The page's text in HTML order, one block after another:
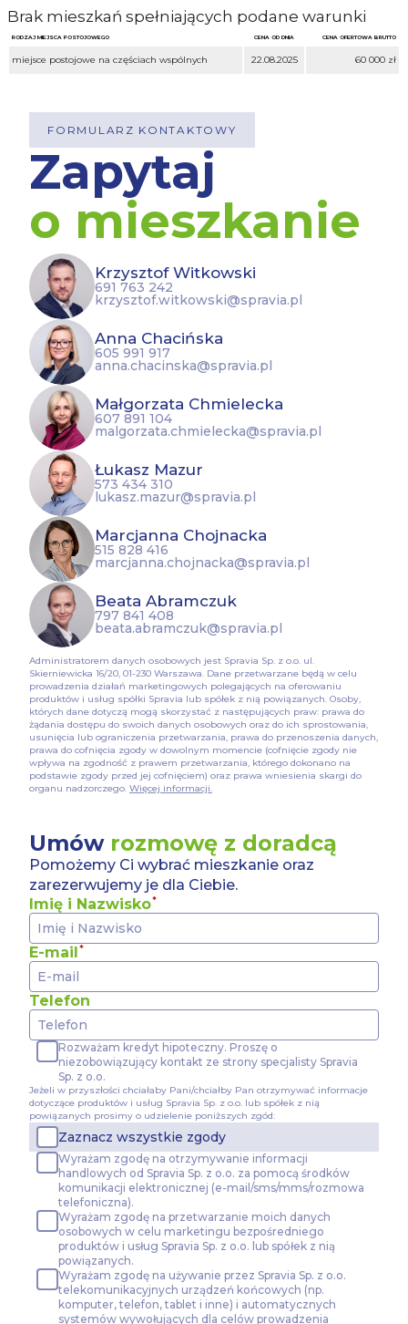
Brak mieszkań spełniających podane warunki
RODZAJ MIEJSCA POSTOJOWEGO CENA OD DNIA CENA OFERTOWA BRUTTO
miejsce postojowe na częściach wspólnych 22.08.2025 60 000 zł
FORMULARZ KONTAKTOWY
Zapytaj
o mieszkanie
Krzysztof Witkowski
691 763 242
krzysztof.witkowski@spravia.pl
Anna Chacińska
605 991 917
anna.chacinska@spravia.pl
Małgorzata Chmielecka
607 891 104
malgorzata.chmielecka@spravia.pl
Łukasz Mazur
573 434 310
lukasz.mazur@spravia.pl
Marcjanna Chojnacka
515 828 416
marcjanna.chojnacka@spravia.pl
Beata Abramczuk
797 841 408
beata.abramczuk@spravia.pl
Administratorem danych osobowych jest Spravia Sp. z o.o. ul.
Skierniewicka 16/20, 01-230 Warszawa. Dane przetwarzane będą w celu
prowadzenia działań marketingowych polegających na oferowaniu
produktów i usług spółki Spravia lub spółek z nią powiązanych. Osoby,
których dane dotyczą mogą skorzystać z następujących praw: prawa do
żądania dostępu do swoich danych osobowych oraz do ich sprostowania,
usunięcia lub ograniczenia przetwarzania, prawa do przenoszenia danych,
prawa do cofnięcia zgody w dowolnym momencie (cofnięcie zgody nie
wpływa na zgodność z prawem przetwarzania, którego dokonano na
podstawie zgody przed jej cofnięciem) oraz prawa wniesienia skargi do
organu nadzorczego. Więcej informacji.
Umów rozmowę z doradcą
Pomożemy Ci wybrać mieszkanie oraz
zarezerwujemy je dla Ciebie.
Imię i Nazwisko
E-mail
Telefon
Rozważam kredyt hipoteczny. Proszę o
niezobowiązujący kontakt ze strony specjalisty Spravia
Sp. z o.o.
Jeżeli w przyszłości chciałaby Pani/chciałby Pan otrzymywać informacje
dotyczące produktów i usług Spravia Sp. z o.o. lub spółek z nią
powiązanych prosimy o udzielenie poniższych zgód:
Zaznacz wszystkie zgody
Wyrażam zgodę na otrzymywanie informacji
handlowych od Spravia Sp. z o.o. za pomocą środków
komunikacji elektronicznej (e-mail/sms/mms/rozmowa
telefoniczna).
Wyrażam zgodę na przetwarzanie moich danych
osobowych w celu marketingu bezpośredniego
produktów i usług Spravia Sp. z o.o. lub spółek z nią
powiązanych.
Wyrażam zgodę na używanie przez Spravia Sp. z o.o.
telekomunikacyjnych urządzeń końcowych (np.
komputer, telefon, tablet i inne) i automatycznych
systemów wywołujących dla celów prowadzenia